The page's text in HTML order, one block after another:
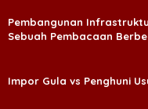
Pembangunan
Sebuah Pembacaan
Impor Gula vs Penghuni